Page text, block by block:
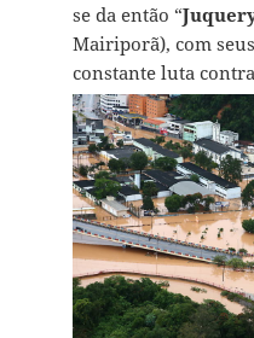
se da então “
Mairiporã), com
constante luta